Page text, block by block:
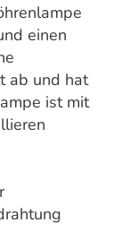
einen
ab und hat
ist mit